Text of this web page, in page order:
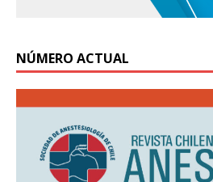
NÚMERO ACTUAL